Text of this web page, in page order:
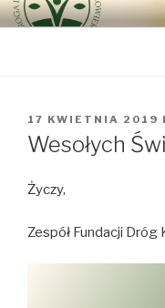
Przeskocz
do
DROGA
ODNOWY
bo najważniejszy jest
OPUBLIKOWANE
W
17 KWIETNIA 2019
Wesołych
Życzy,
Zespół Fundacji Dróg